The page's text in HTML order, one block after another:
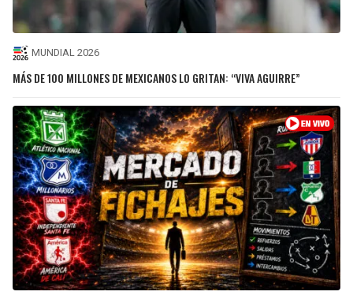
MUNDIAL 2026
MÁS DE 100 MILLONES DE MEXICANOS LO GRITAN: “VIVA AGUIRRE”